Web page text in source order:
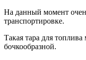
На данный момент
транспортировке.
Такая тара для
бочкообразной.